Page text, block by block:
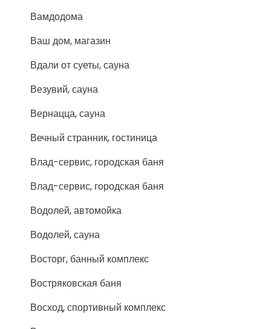
Вамдодома
Ваш дом, магазин
Вдали от суеты, сауна
Везувий, сауна
Вернацца, сауна
Вечный странник, гостиница
Влад-сервис, городская баня
Влад-сервис, городская баня
Водолей, автомойка
Водолей, сауна
Восторг, банный комплекс
Востряковская баня
Восход, спортивный комплекс